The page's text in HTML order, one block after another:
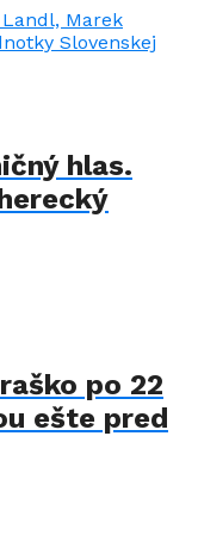
hlas.
po 22
ešte pred